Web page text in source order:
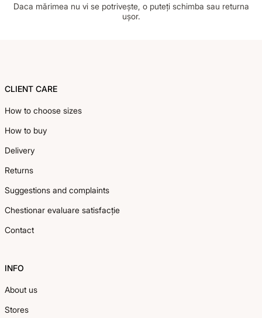
Daca mărimea nu vi se potrivește, o puteți schimba sau returna
ușor.
CLIENT CARE
How to choose sizes
How to buy
Delivery
Returns
Suggestions and complaints
Chestionar evaluare satisfacție
Contact
INFO
About us
Stores